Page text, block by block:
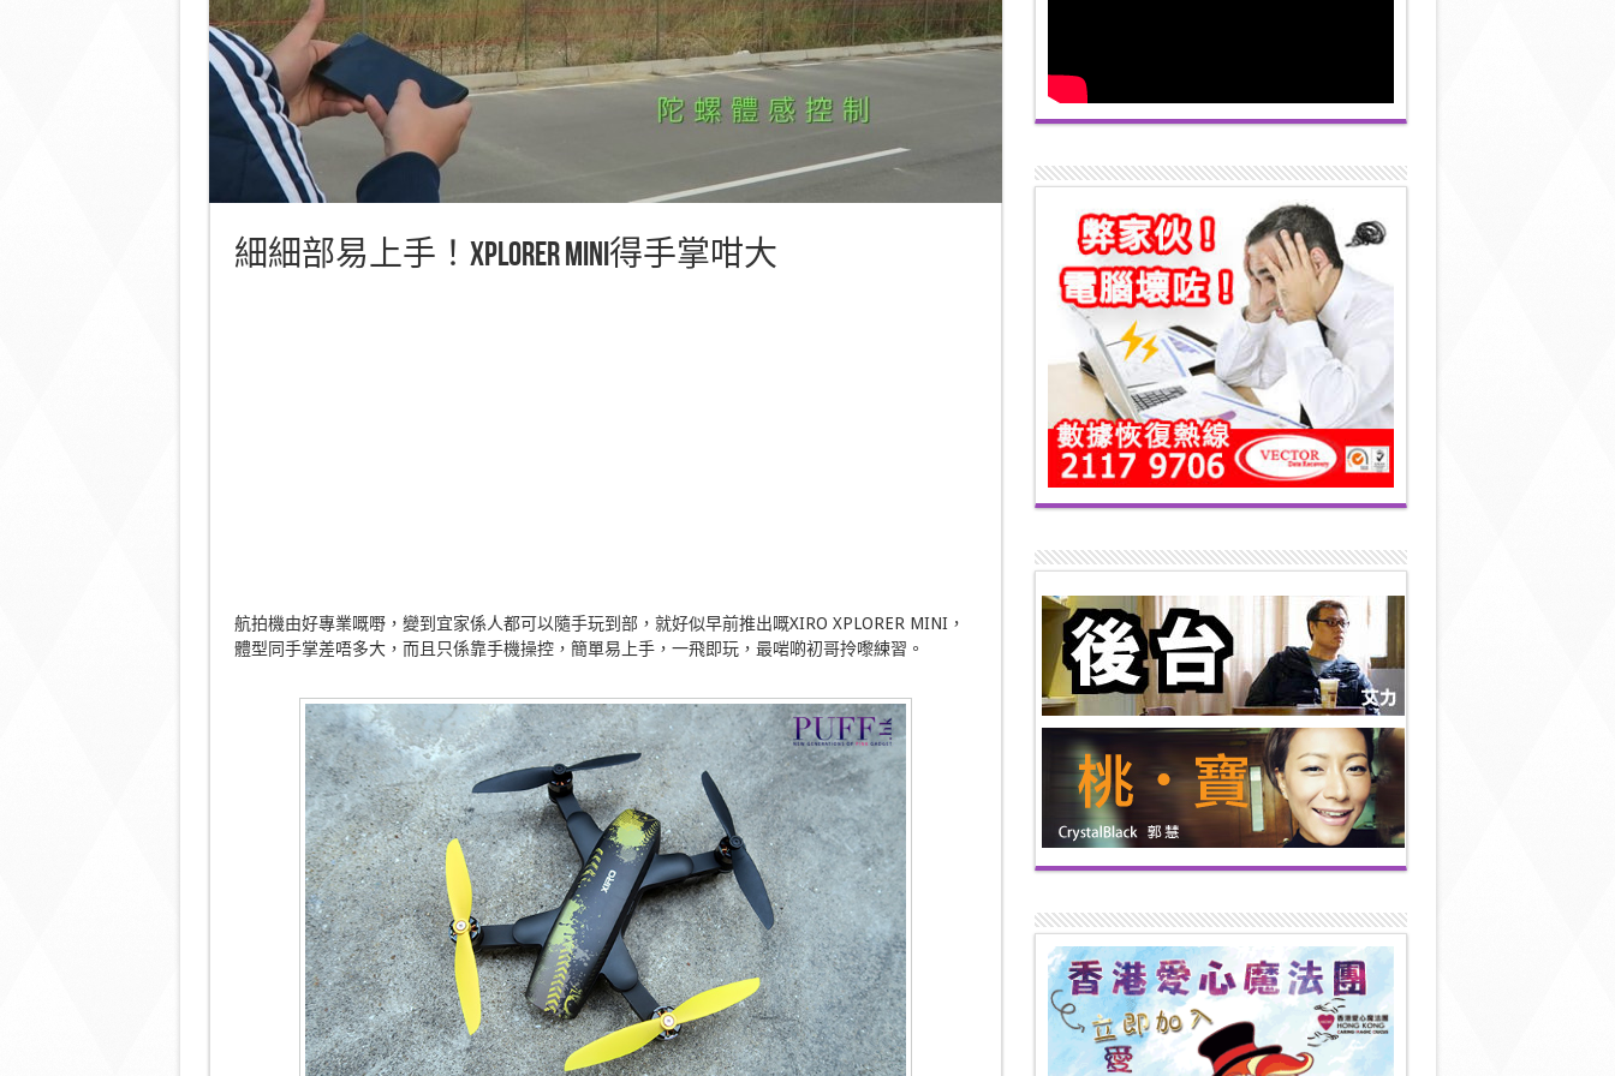
細細部易上手！XPLORER MINI得手掌咁大
航拍機由好專業嘅嘢，變到宜家係人都可以隨手玩到部，就好似早前推出嘅XIRO XPLORER MINI，
體型同手掌差唔多大，而且只係靠手機操控，簡單易上手，一飛即玩，最啱啲初哥拎嚟練習。